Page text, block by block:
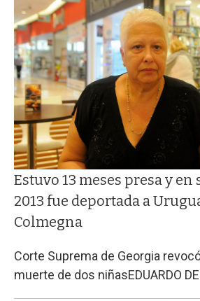
Estuvo 13 meses presa y en
2013 fue deportada a
Colmegna
Corte Suprema de Georgia
muerte de dos niñasEDUARDO